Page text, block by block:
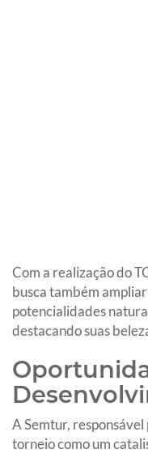
Com a realização do
busca também
potencialidades
destacando suas
A Semtur,
torneio como um